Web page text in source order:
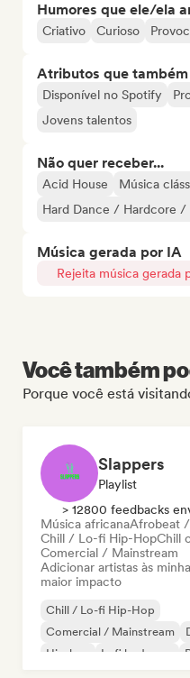
Humores que ele/ela
Criativo Curioso
Atributos que
Disponível no Spotify
Jovens talentos
Não quer receber...
Acid House Música
Hard Dance / Hardcore /
Música gerada por IA
Rejeita música gerada
Você também
Porque você está
Slappers
Playlist
> 12800 feedbacks
Música africanaAfrobeat
Chill / Lo-fi Hip-HopChill
Comercial / Mainstream
Adicionar artistas às
maior impacto
Chill / Lo-fi Hip-Hop
Comercial / Mainstream
Hip-hop
Lofi bedroom